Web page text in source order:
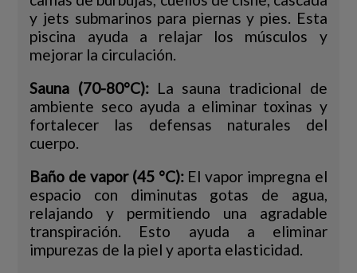
y jets submarinos para piernas y pies. Esta
piscina ayuda a relajar los músculos y
mejorar la circulación.
Sauna (70-80°C):La sauna tradicional de
ambiente seco ayuda a eliminar toxinas y
fortalecer las defensas naturales del
cuerpo.
Baño de vapor (45 °C):El vapor impregna el
espacio con diminutas gotas de agua,
relajando y permitiendo una agradable
transpiración. Esto ayuda a eliminar
impurezas de la piel y aporta elasticidad.